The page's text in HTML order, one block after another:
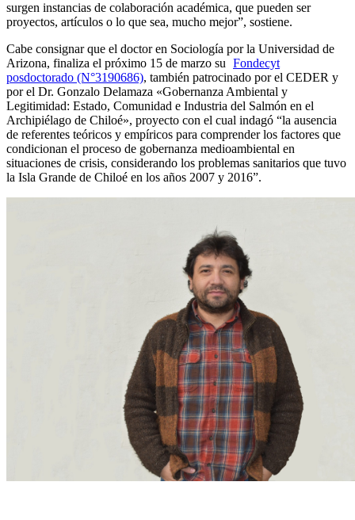
surgen instancias de colaboración académica, que pueden ser
proyectos, artículos o lo que sea, mucho mejor”, sostiene.
Cabe consignar que el doctor en Sociología por la Universidad de
Arizona, finaliza el próximo 15 de marzo su Fondecyt
posdoctorado (N°3190686), también patrocinado por el CEDER y
por el Dr. Gonzalo Delamaza «Gobernanza Ambiental y
Legitimidad: Estado, Comunidad e Industria del Salmón en el
Archipiélago de Chiloé», proyecto con el cual indagó “la ausencia
de referentes teóricos y empíricos para comprender los factores que
condicionan el proceso de gobernanza medioambiental en
situaciones de crisis, considerando los problemas sanitarios que tuvo
la Isla Grande de Chiloé en los años 2007 y 2016”.